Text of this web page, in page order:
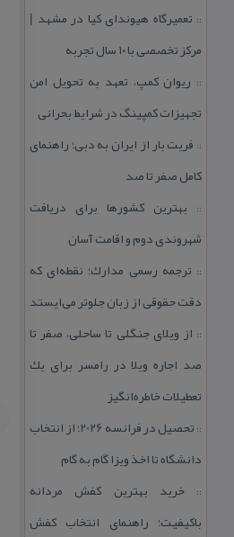
:: تعمیرگاه هیوندای كیا در مشهد |
مركز تخصصی با ۱۰ سال تجربه
:: ریوان كمپ، تعهد به تحویل امن
تجهیزات كمپینگ در شرایط بحرانی
:: فریت بار از ایران به دبی؛ راهنمای
كامل صفر تا صد
:: بهترین كشورها برای دریافت
شهروندی دوم و اقامت آسان
:: ترجمه رسمی مدارك؛ نقطه‌ای كه
دقت حقوقی از زبان جلوتر می‌ایستد
:: از ویلای جنگلی تا ساحلی، صفر تا
صد اجاره ویلا در رامسر برای یك
تعطیلات خاطره‌انگیز
::
تحصیل در فرانسه 2026؛ از انتخاب
دانشگاه تا اخذ ویزا گام به گام
::خرید بهترین كفش مردانه
باكیفیت؛ راهنمای انتخاب كفش